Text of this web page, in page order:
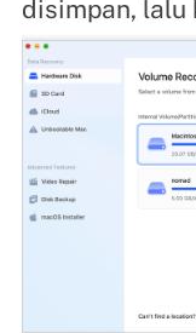
disimpan,